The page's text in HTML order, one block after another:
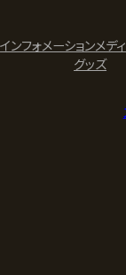
インフォメーションメデ
グッズ